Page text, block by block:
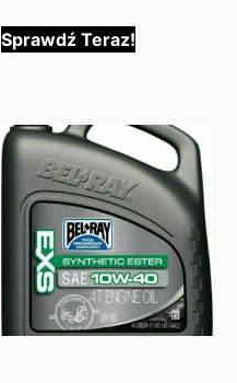
Sprawdź Teraz!